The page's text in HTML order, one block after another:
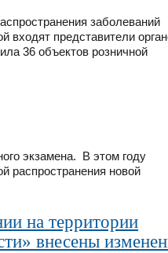
заболеваний
входят представители
36 объектов розничной
экзамена. В этом году
распространения новой
на территории
внесены